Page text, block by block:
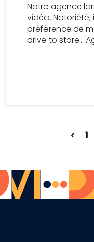
Notre agence
vidéo.
préférence de
drive to store…
1